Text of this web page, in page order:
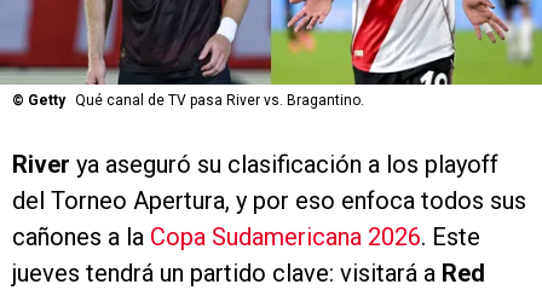
© Getty Qué canal de TV pasa River vs. Bragantino.
River ya aseguró su clasificación a los playoff
del Torneo Apertura, y por eso enfoca todos sus
cañones a la Copa Sudamericana 2026. Este
jueves tendrá un partido clave: visitará a Red